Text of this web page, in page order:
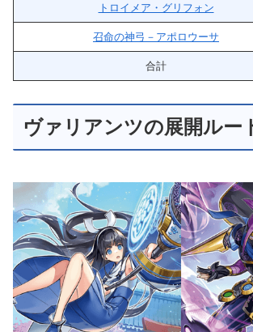
トロイメア・グリフォン
召命の神弓－アポロウーサ
合計
ヴァリアンツの展開ルー